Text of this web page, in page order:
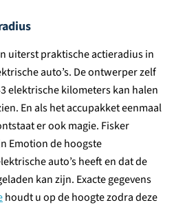
uiterst praktische actieradius in
auto’s. De ontwerper zelf
elektrische kilometers kan halen
En als het accupakket eenmaal
er ook magie. Fisker
Emotion de hoogste
auto’s heeft en dat de
kan zijn. Exacte gegevens
houdt u op de hoogte zodra deze